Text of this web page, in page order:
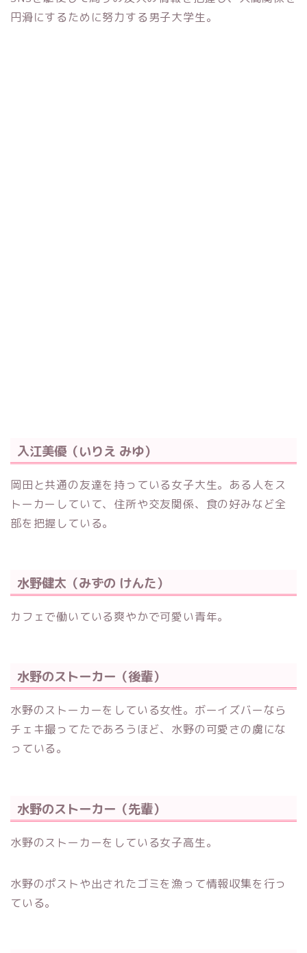
円滑にするために努力する男子大学生。
入江美優（いりえ みゆ）
岡田と共通の友達を持っている女子大生。ある人をス
トーカーしていて、住所や交友関係、食の好みなど全
部を把握している。
水野健太（みずの けんた）
カフェで働いている爽やかで可愛い青年。
水野のストーカー（後輩）
水野のストーカーをしている女性。ボーイズバーなら
チェキ撮ってたであろうほど、水野の可愛さの虜にな
っている。
水野のストーカー（先輩）
水野のストーカーをしている女子高生。
水野のポストや出されたゴミを漁って情報収集を行っ
ている。